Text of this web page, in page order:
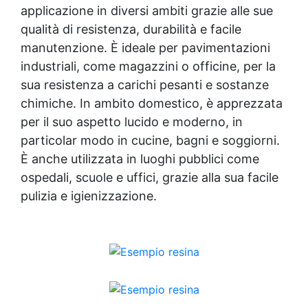
applicazione in diversi ambiti grazie alle sue
qualità di resistenza, durabilità e facile
manutenzione. È ideale per pavimentazioni
industriali, come magazzini o officine, per la
sua resistenza a carichi pesanti e sostanze
chimiche. In ambito domestico, è apprezzata
per il suo aspetto lucido e moderno, in
particolar modo in cucine, bagni e soggiorni.
È anche utilizzata in luoghi pubblici come
ospedali, scuole e uffici, grazie alla sua facile
pulizia e igienizzazione.